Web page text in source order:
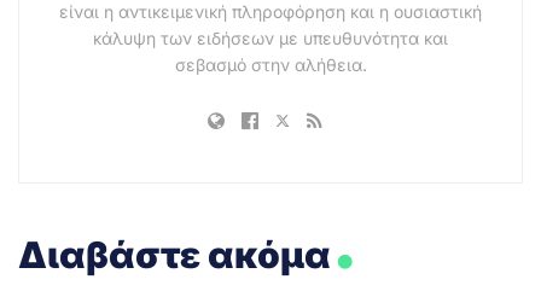
είναι η αντικειμενική πληροφόρηση και η ουσιαστική
κάλυψη των ειδήσεων με υπευθυνότητα και
σεβασμό στην αλήθεια.
Διαβάστε ακόμα.